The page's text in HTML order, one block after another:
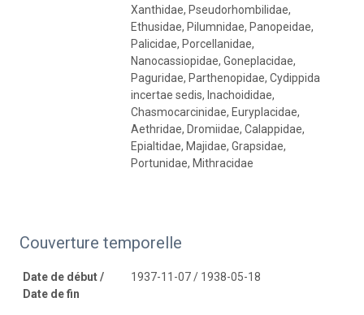
Xanthidae, Pseudorhombilidae,
Ethusidae, Pilumnidae, Panopeidae,
Palicidae, Porcellanidae,
Nanocassiopidae, Goneplacidae,
Paguridae, Parthenopidae, Cydippida
incertae sedis, Inachoididae,
Chasmocarcinidae, Euryplacidae,
Aethridae, Dromiidae, Calappidae,
Epialtidae, Majidae, Grapsidae,
Portunidae, Mithracidae
Couverture temporelle
Date de début /
Date de fin
1937-11-07 / 1938-05-18